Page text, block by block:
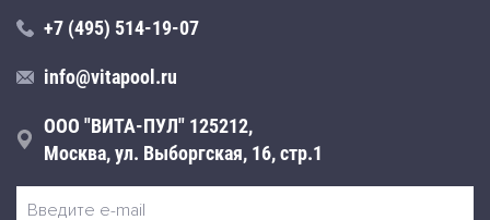
+7 (495) 514-19-07
info@vitapool.ru
ООО "ВИТА-ПУЛ" 125212,
Москва, ул. Выборгская, 16, стр.1